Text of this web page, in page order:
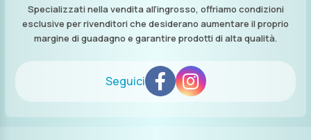
Specializzati nella vendita all’ingrosso, offriamo condizioni
esclusive per rivenditori che desiderano aumentare il proprio
margine di guadagno e garantire prodotti di alta qualità.
Seguici